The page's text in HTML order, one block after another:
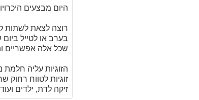
היום מבצעים
רוצה לצאת לשתות
בערב או לטייל
שכל אלה אפשריים
זוגיות לטווח רחוק
זיקה לדת, ילדים